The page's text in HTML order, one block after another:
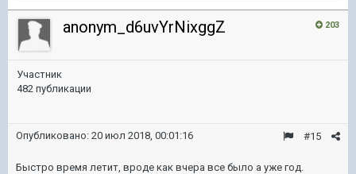
203
anonym_d6uvYrNixggZ
Участник
482 публикации
#15
Опубликовано: 20 июл 2018, 00:01:16
Быстро время летит, вроде как вчера все было а уже год.